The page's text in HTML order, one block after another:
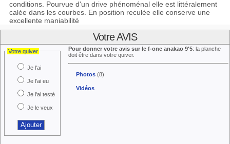
conditions. Pourvue d'un drive phénoménal elle est littéralement
calée dans les courbes. En position reculée elle conserve une
excellente maniabilité
Votre AVIS
Votre quiver
Je l'ai
Je l'ai eu
Je l'ai testé
Je le veux
Pour donner votre avis sur le f-one anakao 9'5: la planche
doit être dans votre quiver.
Photos (8)
Vidéos